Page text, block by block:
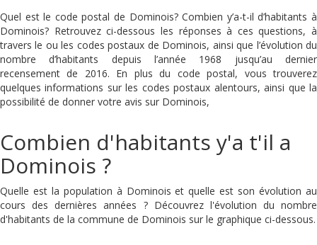
Quel est le code postal de Dominois? Combien y’a-t-il d’habitants à
Dominois? Retrouvez ci-dessous les réponses à ces questions, à
travers le ou les codes postaux de Dominois, ainsi que l’évolution du
nombre d’habitants depuis l’année 1968 jusqu’au dernier
recensement de 2016. En plus du code postal, vous trouverez
quelques informations sur les codes postaux alentours, ainsi que la
possibilité de donner votre avis sur Dominois,
Combien d'habitants y'a t'il a
Dominois ?
Quelle est la population à Dominois et quelle est son évolution au
cours des dernières années ? Découvrez l'évolution du nombre
d'habitants de la commune de Dominois sur le graphique ci-dessous.